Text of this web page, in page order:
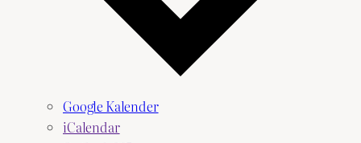
Google Kalender
iCalendar